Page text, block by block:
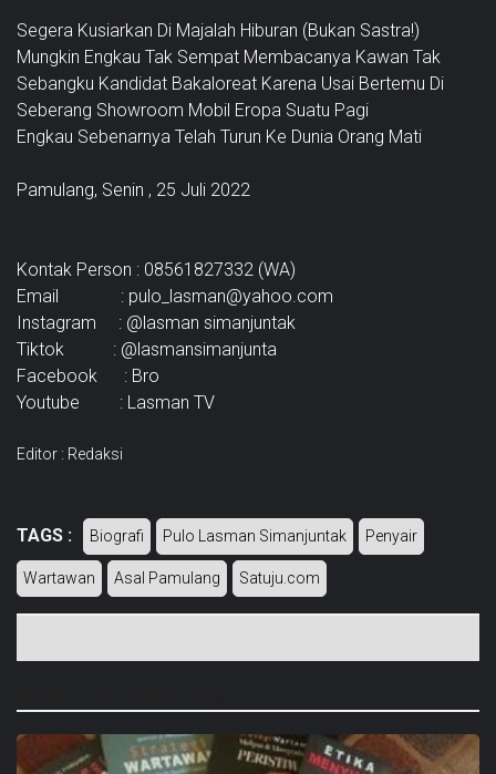
Segera Kusiarkan Di Majalah Hiburan (Bukan Sastra!)
Mungkin Engkau Tak Sempat Membacanya Kawan Tak
Sebangku Kandidat Bakaloreat Karena Usai Bertemu Di
Seberang Showroom Mobil Eropa Suatu Pagi
Engkau Sebenarnya Telah Turun Ke Dunia Orang Mati
Pamulang, Senin , 25 Juli 2022
Kontak Person : 08561827332 (WA)
Email : pulo_lasman@yahoo.com
Instagram : @lasman simanjuntak
Tiktok : @lasmansimanjunta
Facebook : Bro
Youtube : Lasman TV
Editor : Redaksi
TAGS : Biografi Pulo Lasman Simanjuntak Penyair
Wartawan Asal Pamulang Satuju.com